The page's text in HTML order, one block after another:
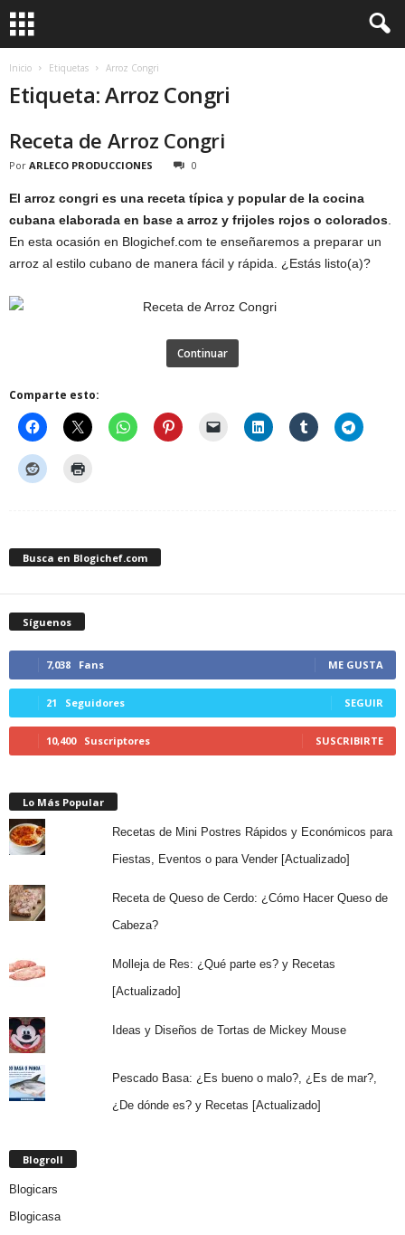
Inicio Etiquetas Arroz Congri
Etiqueta: Arroz Congri
Receta de Arroz Congri
Por ARLECO PRODUCCIONES 0
El arroz congri es una receta típica y popular de la cocina
cubana elaborada en base a arroz y frijoles rojos o colorados
En esta ocasión en Blogichef.com te enseñaremos a preparar un
arroz al estilo cubano de manera fácil y rápida. ¿Estás listo(a)?
Continuar
Comparte esto:
Busca en Blogichef.com
Síguenos
7,038 Fans ME GUSTA
21 Seguidores SEGUIR
10,400 Suscriptores SUSCRIBIRTE
Lo Más Popular
Recetas de Mini Postres Rápidos y Económicos para
Fiestas, Eventos o para Vender [Actualizado]
Receta de Queso de Cerdo: ¿Cómo Hacer Queso de
Cabeza?
Molleja de Res: ¿Qué parte es? y Recetas
[Actualizado]
Ideas y Diseños de Tortas de Mickey Mouse
Pescado Basa: ¿Es bueno o malo?, ¿Es de mar?,
¿De dónde es? y Recetas [Actualizado]
Blogroll
Blogicars
Blogicasa